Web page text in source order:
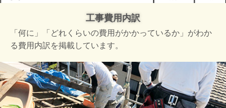
工事費用内訳
「何に」「どれくらいの費用がかかっているか」がわか
る費用内訳を掲載しています。